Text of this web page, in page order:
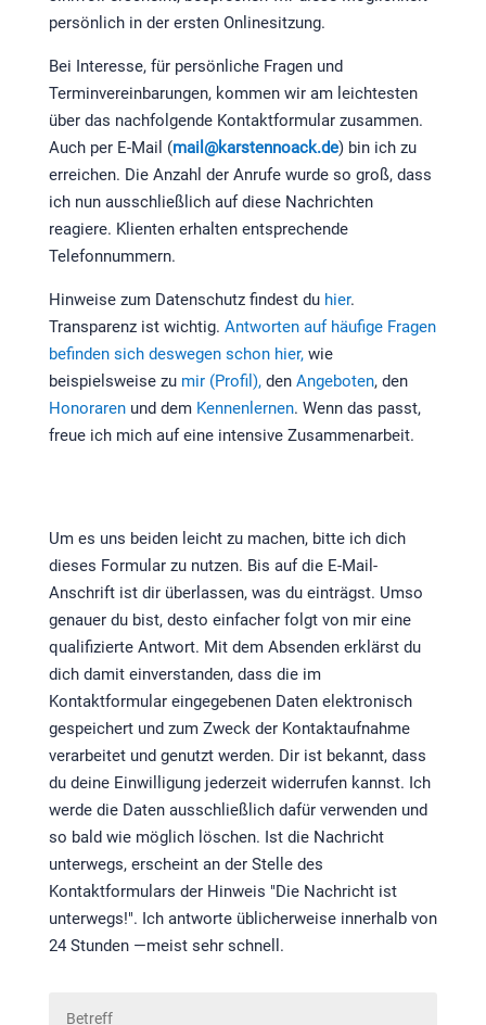
persönlich in der ersten Onlinesitzung.
Bei Interesse, für persönliche Fragen und
Terminvereinbarungen, kommen wir am leichtesten
über das nachfolgende Kontaktformular zusammen.
Auch per E-Mail (mail@karstennoack.de) bin ich zu
erreichen. Die Anzahl der Anrufe wurde so groß, dass
ich nun ausschließlich auf diese Nachrichten
reagiere. Klienten erhalten entsprechende
Telefonnummern.
Hinweise zum Datenschutz findest du hier.
Transparenz ist wichtig. Antworten auf häufige Fragen
befinden sich deswegen schon hier,wie
beispielsweise zu mir (Profil),den Angeboten, den
Honorarenund dem Kennenlernen. Wenn das passt,
freue ich mich auf eine intensive Zusammenarbeit.
Um es uns beiden leicht zu machen, bitte ich dich
dieses Formular zu nutzen. Bis auf die E-Mail-
Anschrift ist dir überlassen, was du einträgst. Umso
genauer du bist, desto einfacher folgt von mir eine
qualifizierte Antwort. Mit dem Absenden erklärst du
dich damit einverstanden, dass die im
Kontaktformular eingegebenen Daten elektronisch
gespeichert und zum Zweck der Kontaktaufnahme
verarbeitet und genutzt werden. Dir ist bekannt, dass
du deine Einwilligung jederzeit widerrufen kannst. Ich
werde die Daten ausschließlich dafür verwenden und
so bald wie möglich löschen. Ist die Nachricht
unterwegs, erscheint an der Stelle des
Kontaktformulars der Hinweis "Die Nachricht ist
unterwegs!". Ich antworte üblicherweise innerhalb von
24 Stunden —meist sehr schnell.